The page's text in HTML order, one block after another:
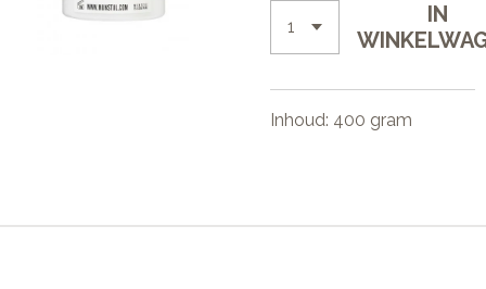
IN
Inhoud: 400 gram